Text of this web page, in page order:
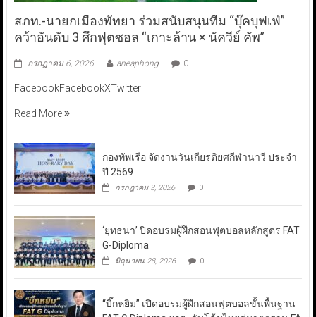
สภท.-นายกเมืองพัทยา ร่วมสนับสนุนทีม “บุ๊คบุฟเฟ่”
คว้าอันดับ 3 ศึกฟุตซอล “เกาะล้าน × นัควีย์ คัพ”
กรกฎาคม 6, 2026 aneaphong 0
FacebookFacebookXTwitter
Read More
กองทัพเรือ จัดงานวันเกียรติยศกีฬานาวี ประจำ
ปี 2569
กรกฎาคม 3, 2026 0
‘ยุทธนา’ ปิดอบรมผู้ฝึกสอนฟุตบอลหลักสูตร FAT
G-Diploma
มิถุนายน 28, 2026 0
“บิ๊กหยิม” เปิดอบรมผู้ฝึกสอนฟุตบอลขั้นพื้นฐาน